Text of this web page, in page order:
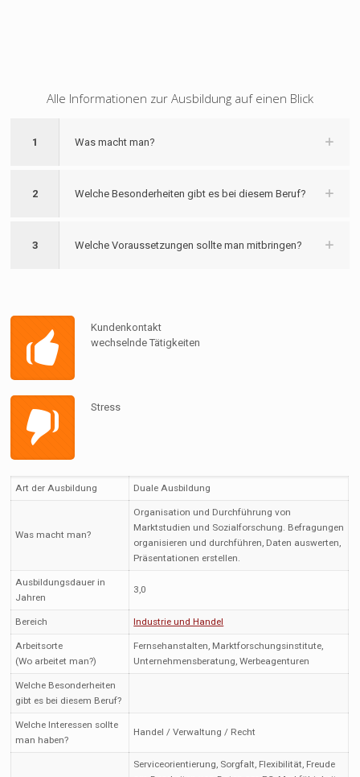
Alle Informationen zur Ausbildung auf einen Blick
1 Was macht man?
2 Welche Besonderheiten gibt es bei diesem Beruf?
3 Welche Voraussetzungen sollte man mitbringen?
Kundenkontakt
wechselnde Tätigkeiten
Stress
Art der Ausbildung Duale Ausbildung
Was macht man?
Organisation und Durchführung von
Marktstudien und Sozialforschung. Befragungen
organisieren und durchführen, Daten auswerten,
Präsentationen erstellen.
Ausbildungsdauer in
Jahren
3,0
Bereich Industrie und Handel
Arbeitsorte
(Wo arbeitet man?)
Fernsehanstalten, Marktforschungsinstitute,
Unternehmensberatung, Werbeagenturen
Welche Besonderheiten
gibt es bei diesem Beruf?
Welche Interessen sollte
man haben?
Handel / Verwaltung / Recht
Serviceorientierung, Sorgfalt, Flexibilität, Freude